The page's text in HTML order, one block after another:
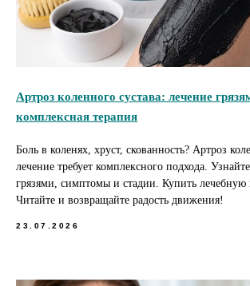
Артроз коленного сустава: лечение
комплексная терапия
Боль в коленях, хруст, скованность? Артроз
лечение требует комплексного подхода.
грязями, симптомы и стадии. Купить лечебную
Читайте и возвращайте радость движения!
23.07.2026